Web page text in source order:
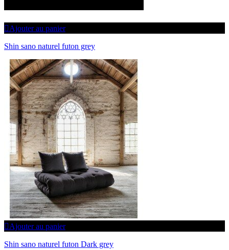
Ajouter au panier
Shin sano naturel futon grey
Ajouter au panier
Shin sano naturel futon Dark grey